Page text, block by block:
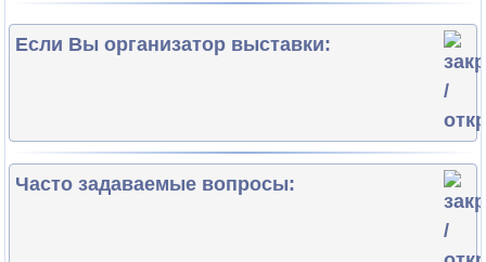
Если Вы организатор выставки:
Часто задаваемые вопросы: